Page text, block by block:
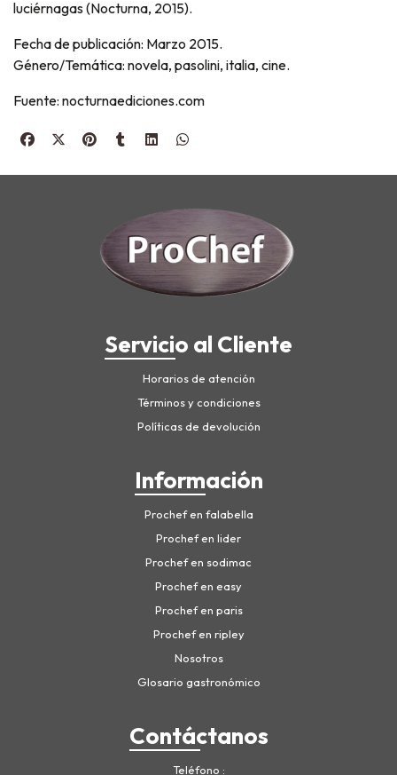
luciérnagas (Nocturna, 2015).
Fecha de publicación: Marzo 2015.
Género/Temática: novela, pasolini, italia, cine.
Fuente: nocturnaediciones.com
Servicio al Cliente
Horarios de atención
Términos y condiciones
Políticas de devolución
Información
Prochef en falabella
Prochef en lider
Prochef en sodimac
Prochef en easy
Prochef en paris
Prochef en ripley
Nosotros
Glosario gastronómico
Contáctanos
Teléfono